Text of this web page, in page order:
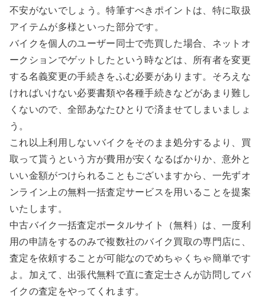
不安がないでしょう。特筆すべきポイントは、特に取扱
アイテムが多様といった部分です。
バイクを個人のユーザー同士で売買した場合、ネットオ
ークションでゲットしたという時などは、所有者を変更
する名義変更の手続きをふむ必要があります。そろえな
ければいけない必要書類や各種手続きなどがあまり難し
くないので、全部あなたひとりで済ませてしまいましょ
う。
これ以上利用しないバイクをそのまま処分するより、買
取って貰うという方が費用が安くなるばかりか、意外と
いい金額がつけられることもございますから、一先ずオ
ンライン上の無料一括査定サービスを用いることを提案
いたします。
中古バイク一括査定ポータルサイト（無料）は、一度利
用の申請をするのみで複数社のバイク買取の専門店に、
査定を依頼することが可能なのでめちゃくちゃ簡単です
よ。加えて、出張代無料で直に査定士さんが訪問してバ
イクの査定をやってくれます。